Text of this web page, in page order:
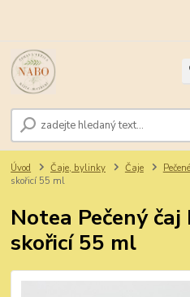
Úvod Čaje, bylinky Čaje
skořicí 55 ml
Notea Pečený
skořicí 55 ml